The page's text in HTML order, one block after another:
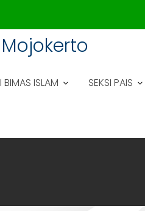
BIMAS ISLAM SEKSI PAIS